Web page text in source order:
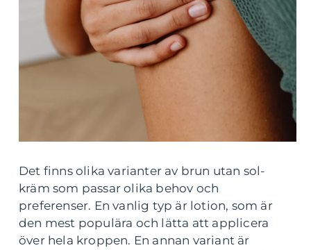
Det finns olika varianter av brun utan sol-
kräm som passar olika behov och
preferenser. En vanlig typ är lotion, som är
den mest populära och lätta att applicera
över hela kroppen. En annan variant är